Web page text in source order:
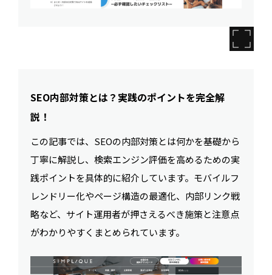
SEO内部対策とは？実践のポイントを完全解
説！
この記事では、SEOの内部対策とは何かを基礎から
丁寧に解説し、検索エンジン評価を高めるための実
践ポイントを具体的に紹介しています。モバイルフ
レンドリー化やページ構造の最適化、内部リンク戦
略など、サイト運用者が押さえるべき施策と注意点
がわかりやすくまとめられています。